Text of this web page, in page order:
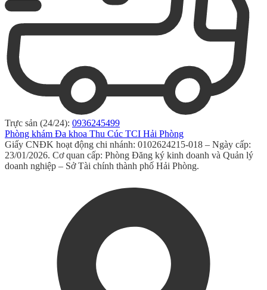
Trực sản (24/24): 0936245499
Phòng khám Đa khoa Thu Cúc TCI Hải Phòng
Giấy CNĐK hoạt động chi nhánh: 0102624215-018 – Ngày cấp:
23/01/2026. Cơ quan cấp: Phòng Đăng ký kinh doanh và Quản lý
doanh nghiệp – Sở Tài chính thành phố Hải Phòng.